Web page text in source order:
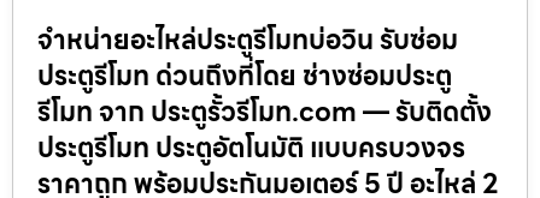
จำหน่ายอะไหล่ประตูรีโมทบ่อวิน รับซ่อม
ประตูรีโมท ด่วนถึงที่โดย ช่างซ่อมประตู
รีโมท จาก ประตูรั้วรีโมท.com — รับติดตั้ง
ประตูรีโมท ประตูอัตโนมัติ แบบครบวงจร
ราคาถูก พร้อมประกันมอเตอร์ 5 ปี อะไหล่ 2